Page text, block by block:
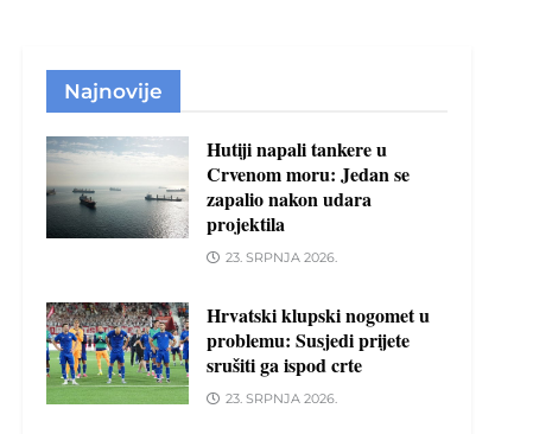
Najnovije
Hutiji napali tankere u
Crvenom moru: Jedan se
zapalio nakon udara
projektila
23. SRPNJA 2026.
Hrvatski klupski nogomet u
problemu: Susjedi prijete
srušiti ga ispod crte
23. SRPNJA 2026.